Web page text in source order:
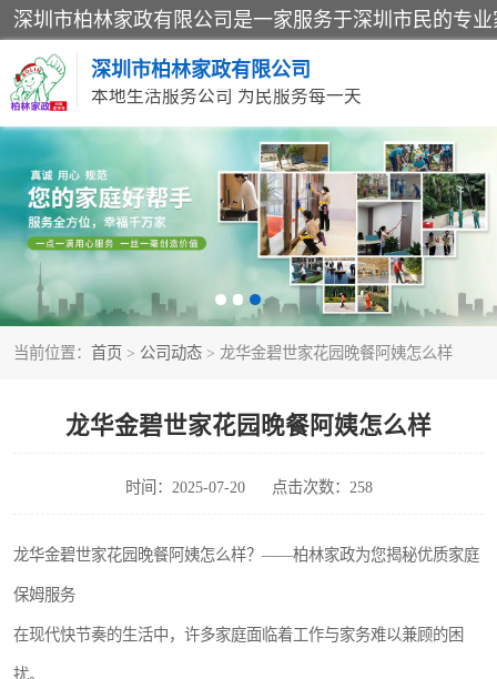
深圳市柏林家政有限公司
本地生活服务公司 为民服务每一天
当前位置： 首页 > 公司动态 > 龙华金碧世家花园晚餐阿姨怎么样
龙华金碧世家花园晚餐阿姨怎么样
时间：2025-07-20 点击次数：258
龙华金碧世家花园晚餐阿姨怎么样？——柏林家政为您揭秘优质家庭
保姆服务
在现代快节奏的生活中，许多家庭面临着工作与家务难以兼顾的困
扰。
家居保洁
家庭保姆